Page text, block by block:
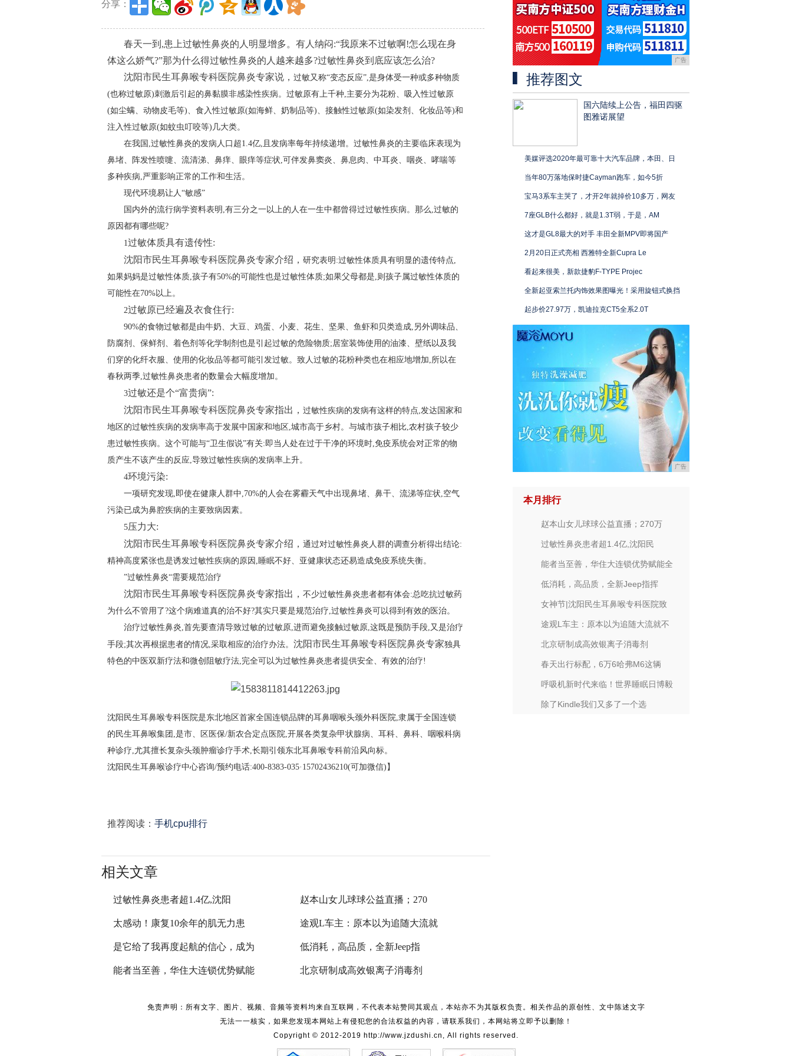
分享：
春天一到,患上过敏性鼻炎的人明显增多。有人纳闷:“我原来不过敏啊!怎么现在身
体这么娇气?”那为什么得过敏性鼻炎的人越来越多?过敏性鼻炎到底应该怎么治?
沈阳市民生耳鼻喉专科医院鼻炎专家说， 过敏又称“变态反应”,是身体受一种或多种物质
(也称过敏原)刺激后引起的鼻黏膜非感染性疾病。过敏原有上千种,主要分为花粉、吸入性过敏原
(如尘螨、动物皮毛等)、食入性过敏原(如海鲜、奶制品等)、接触性过敏原(如染发剂、化妆品等)和
注入性过敏原(如蚊虫叮咬等)几大类。
在我国,过敏性鼻炎的发病人口超1.4亿,且发病率每年持续递增。过敏性鼻炎的主要临床表现为
鼻堵、阵发性喷嚏、流清涕、鼻痒、眼痒等症状,可伴发鼻窦炎、鼻息肉、中耳炎、咽炎、哮喘等
多种疾病,严重影响正常的工作和生活。
现代环境易让人“敏感”
国内外的流行病学资料表明,有三分之一以上的人在一生中都曾得过过敏性疾病。那么,过敏的
原因都有哪些呢?
1过敏体质具有遗传性:
沈阳市民生耳鼻喉专科医院鼻炎专家介绍， 研究表明:过敏性体质具有明显的遗传特点,
如果妈妈是过敏性体质,孩子有50%的可能性也是过敏性体质;如果父母都是,则孩子属过敏性体质的
可能性在70%以上。
2过敏原已经遍及衣食住行:
90%的食物过敏都是由牛奶、大豆、鸡蛋、小麦、花生、坚果、鱼虾和贝类造成,另外调味品、
防腐剂、保鲜剂、着色剂等化学制剂也是引起过敏的危险物质;居室装饰使用的油漆、壁纸以及我
们穿的化纤衣服、使用的化妆品等都可能引发过敏。致人过敏的花粉种类也在相应地增加,所以在
春秋两季,过敏性鼻炎患者的数量会大幅度增加。
3过敏还是个“富贵病”:
沈阳市民生耳鼻喉专科医院鼻炎专家指出， 过敏性疾病的发病有这样的特点,发达国家和
地区的过敏性疾病的发病率高于发展中国家和地区,城市高于乡村。与城市孩子相比,农村孩子较少
患过敏性疾病。这个可能与“卫生假说”有关:即当人处在过于干净的环境时,免疫系统会对正常的物
质产生不该产生的反应,导致过敏性疾病的发病率上升。
4环境污染:
一项研究发现,即使在健康人群中,70%的人会在雾霾天气中出现鼻堵、鼻干、流涕等症状,空气
污染已成为鼻腔疾病的主要致病因素。
5压力大:
沈阳市民生耳鼻喉专科医院鼻炎专家介绍， 通过对过敏性鼻炎人群的调查分析得出结论:
精神高度紧张也是诱发过敏性疾病的原因,睡眠不好、亚健康状态还易造成免疫系统失衡。
”过敏性鼻炎“需要规范治疗
沈阳市民生耳鼻喉专科医院鼻炎专家指出， 不少过敏性鼻炎患者都有体会:总吃抗过敏药
为什么不管用了?这个病难道真的治不好?其实只要是规范治疗,过敏性鼻炎可以得到有效的医治。
治疗过敏性鼻炎,首先要查清导致过敏的过敏原,进而避免接触过敏原,这既是预防手段,又是治疗
手段;其次再根据患者的情况,采取相应的治疗办法。 沈阳市民生耳鼻喉专科医院鼻炎专家独具
特色的中医双新疗法和微创阻敏疗法,完全可以为过敏性鼻炎患者提供安全、有效的治疗!
沈阳民生耳鼻喉专科医院是东北地区首家全国连锁品牌的耳鼻咽喉头颈外科医院,隶属于全国连锁
的民生耳鼻喉集团,是市、区医保/新农合定点医院,开展各类复杂甲状腺病、耳科、鼻科、咽喉科病
种诊疗,尤其擅长复杂头颈肿瘤诊疗手术,长期引领东北耳鼻喉专科前沿风向标。
沈阳民生耳鼻喉诊疗中心咨询/预约电话:400-8383-035·15702436210(可加微信)】
推荐阅读： 手机cpu排行
相关文章
过敏性鼻炎患者超1.4亿,沈阳 赵本山女儿球球公益直播；270
太感动！康复10余年的肌无力患 途观L车主：原本以为追随大流就
是它给了我再度起航的信心，成为 低消耗，高品质，全新Jeep指
能者当至善，华住大连锁优势赋能 北京研制成高效银离子消毒剂
广告
推荐图文
国六陆续上公告，福田四驱
图雅诺展望
美媒评选2020年最可靠十大汽车品牌，本田、日
当年80万落地保时捷Cayman跑车，如今5折
宝马3系车主哭了，才开2年就掉价10多万，网友
7座GLB什么都好，就是1.3T弱，于是，AM
这才是GL8最大的对手 丰田全新MPV即将国产
2月20日正式亮相 西雅特全新Cupra Le
看起来很美，新款捷豹F-TYPE Projec
全新起亚索兰托内饰效果图曝光！采用旋钮式换挡
起步价27.97万，凯迪拉克CT5全系2.0T
广告
本月排行
赵本山女儿球球公益直播；270万
过敏性鼻炎患者超1.4亿,沈阳民
能者当至善，华住大连锁优势赋能全
低消耗，高品质，全新Jeep指挥
女神节|沈阳民生耳鼻喉专科医院致
途观L车主：原本以为追随大流就不
北京研制成高效银离子消毒剂
春天出行标配，6万6哈弗M6这辆
呼吸机新时代来临！世界睡眠日博毅
除了Kindle我们又多了一个选
免责声明：所有文字、图片、视频、音频等资料均来自互联网，不代表本站赞同其观点，本站亦不为其版权负责。相关作品的原创性、文中陈述文字
无法一一核实，如果您发现本网站上有侵犯您的合法权益的内容，请联系我们，本网站将立即予以删除！
Copyright © 2012-2019 http://www.jzdushi.cn, All rights reserved.